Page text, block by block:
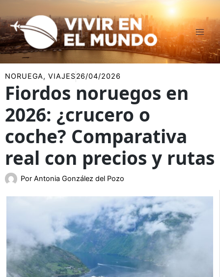
al
contenido
NORUEGA,VIAJES26/04/2026
Fiordos noruegos en
2026: ¿crucero o
coche? Comparativa
real con precios y rutas
Por Antonia González del Pozo